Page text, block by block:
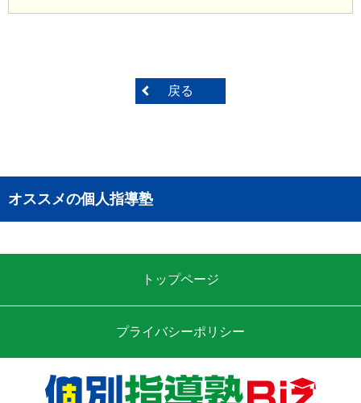
戻る
オススメの個人指導塾
トップページ
プライバシーポリシー